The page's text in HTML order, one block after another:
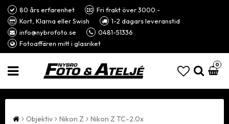
80 års erfarenhet
Fri frakt över 3000:-
Kort, Klarna eller Swish
1-2 dagars leveranstid
info@nybrofoto.se
0481-51336
Fotoaffären mitt i glasriket
0
Objektiv Nikon Z Nikon Z TC-2.0x